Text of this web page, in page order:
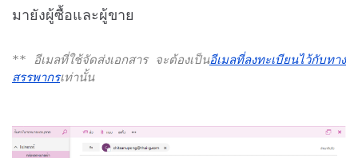
มายังผู้ซื้อและผู้ขาย
** อีเมลที่ใช้จัดส่งเอกสาร จะต้องเป็นอีเมลที่ลงทะเบียนไว้กับทาง
สรรพากรเท่านั้น